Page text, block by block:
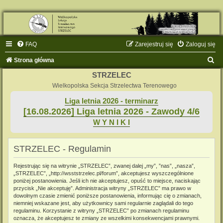
FAQ Zaloguj się
Zarejestruj się
Strona główna
STRZELEC
Wielkopolska Sekcja Strzelectwa Terenowego
Liga letnia 2026 - terminarz
[16.08.2026] Liga letnia 2026 - Zawody 4/6
W Y N I K I
STRZELEC - Regulamin
Rejestrując się na witrynie „STRZELEC”, zwanej dalej „my”, ”nas”, „nasza”,
„STRZELEC”, „http://wsststrzelec.pl/forum”, akceptujesz wyszczególnione
poniżej postanowienia. Jeśli ich nie akceptujesz, opuść to miejsce, naciskając
przycisk „Nie akceptuję”. Administracja witryny „STRZELEC” ma prawo w
dowolnym czasie zmienić poniższe postanowienia, informując cię o zmianach,
niemniej wskazane jest, aby użytkownicy sami regularnie zaglądali do tego
regulaminu. Korzystanie z witryny „STRZELEC” po zmianach regulaminu
oznacza, że akceptujesz te zmiany ze wszelkimi konsekwencjami prawnymi.